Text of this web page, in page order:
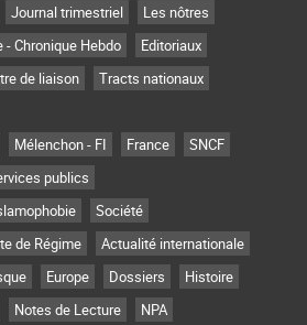
Journal trimestriel
Les nôtres
- Chronique Hebdo
Editoriaux
de liaison
Tracts nationaux
Mélenchon - FI France
SNCF
publics
Société
de Régime
Actualité internationale
Europe Dossiers
Histoire
Notes de Lecture
NPA